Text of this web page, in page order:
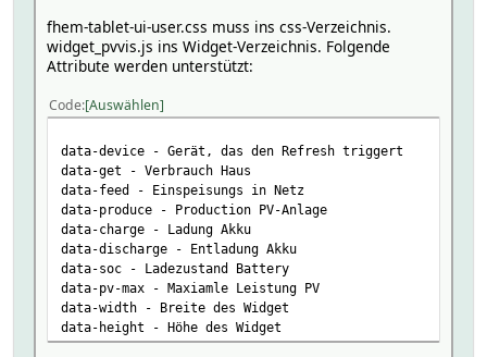
fhem-tablet-ui-user.css muss ins css-Verzeichnis.
widget_pvvis.js ins Widget-Verzeichnis. Folgende
Attribute werden unterstützt:
Code Auswählen
data-device - Gerät, das den Refresh triggert
data-get - Verbrauch Haus
data-feed - Einspeisungs in Netz
data-produce - Production PV-Anlage
data-charge - Ladung Akku
data-discharge - Entladung Akku
data-soc - Ladezustand Battery
data-pv-max - Maxiamle Leistung PV
data-width - Breite des Widget
data-height - Höhe des Widget